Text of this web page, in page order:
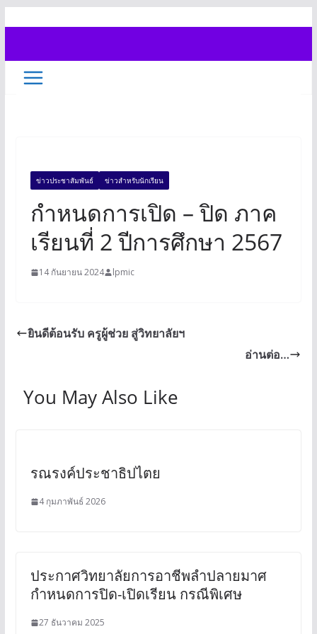
ข่าวประชาสัมพันธ์ ข่าวสำหรับนักเรียน
กำหนดการเปิด – ปิด ภาค
เรียนที่ 2 ปีการศึกษา 2567
14 กันยายน 2024 lpmic
ยินดีต้อนรับ ครูผู้ช่วย สู่วิทยาลัยฯ
อ่านต่อ…
You May Also Like
รณรงค์ประชาธิปไตย
4 กุมภาพันธ์ 2026
ประกาศวิทยาลัยการอาชีพลำปลายมาศ
กำหนดการปิด-เปิดเรียน กรณีพิเศษ
27 ธันวาคม 2025